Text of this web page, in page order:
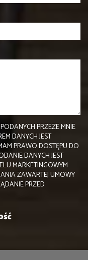
PRZEZE MNIE
DANYCH JEST
PRAWO DOSTĘPU DO
DANYCH JEST
MARKETINGOWYM
ZAWARTEJ UMOWY
PRZED